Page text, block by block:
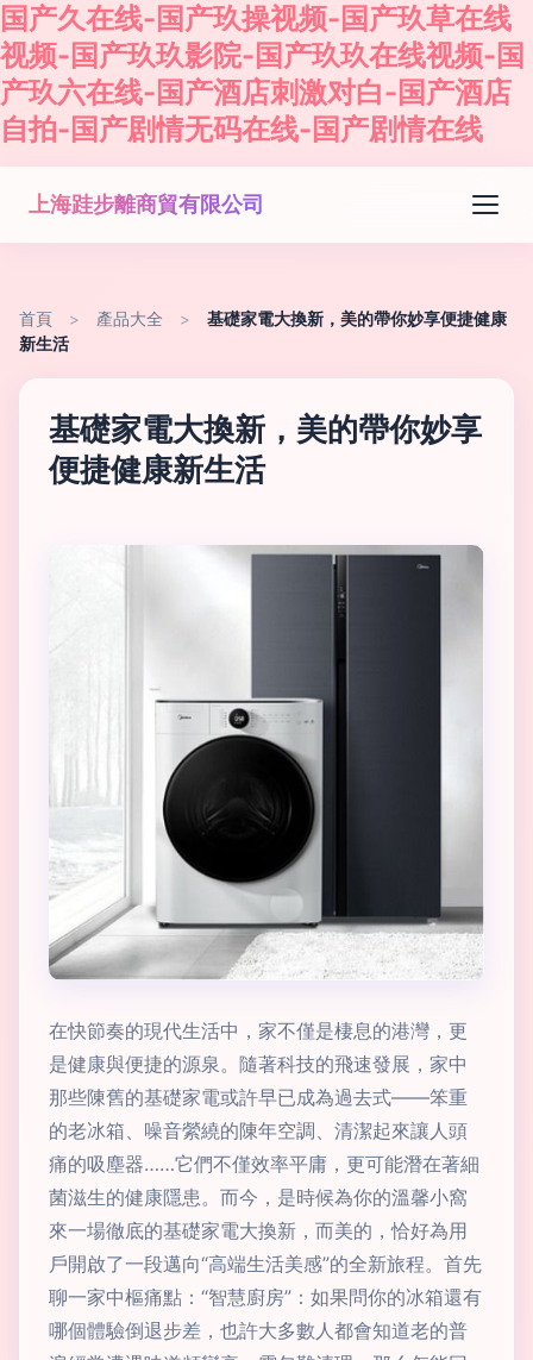
国产久在线-国产玖操视频-国产玖草在线
视频-国产玖玖影院-国产玖玖在线视频-国
产玖六在线-国产酒店刺激对白-国产酒店
自拍-国产剧情无码在线-国产剧情在线
上海跬步離商貿有限公司
首頁 > 產品大全 >
基礎家電大換新，美的帶你妙享便捷健康
新生活
基礎家電大換新，美的帶你妙享
便捷健康新生活
在快節奏的現代生活中，家不僅是棲息的港灣，更
是健康與便捷的源泉。隨著科技的飛速發展，家中
那些陳舊的基礎家電或許早已成為過去式——笨重
的老冰箱、噪音縈繞的陳年空調、清潔起來讓人頭
痛的吸塵器……它們不僅效率平庸，更可能潛在著細
菌滋生的健康隱患。而今，是時候為你的溫馨小窩
來一場徹底的基礎家電大換新，而美的，恰好為用
戶開啟了一段邁向“高端生活美感”的全新旅程。首先
聊一家中樞痛點：“智慧廚房”：如果問你的冰箱還有
哪個體驗倒退步差，也許大多數人都會知道老的普